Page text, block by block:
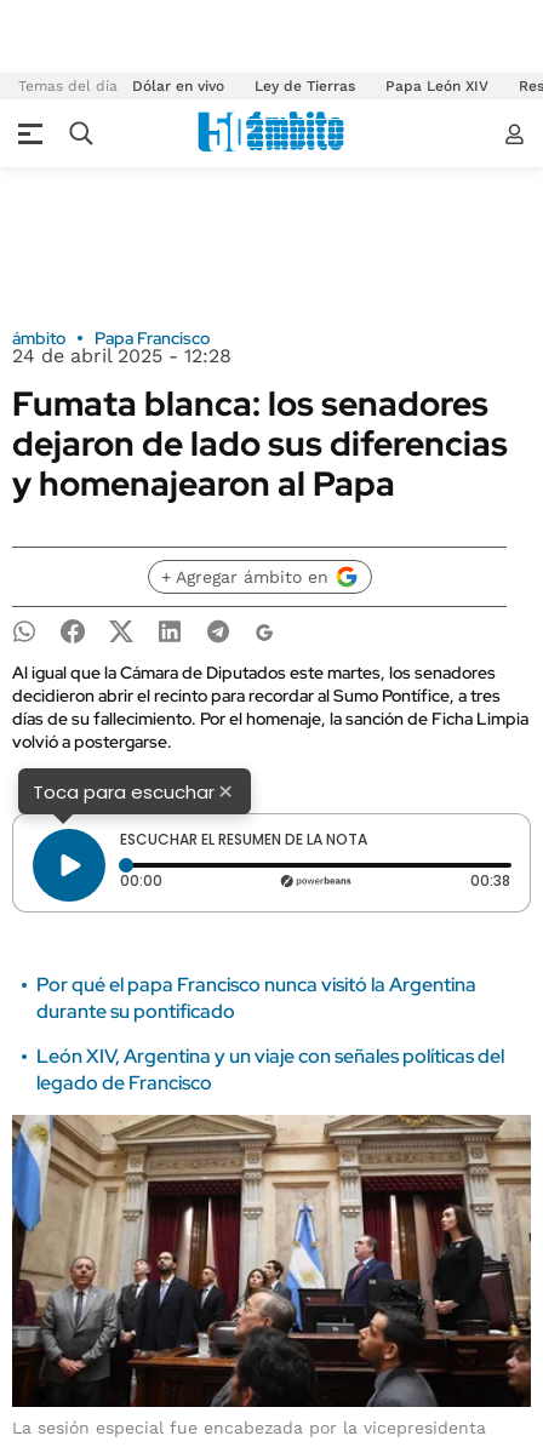
Temas del día Dólar en vivo Ley de Tierras Papa León XIV
ámbito Papa Francisco
24 de abril 2025 - 12:28
Fumata blanca: los senadores
dejaron de lado sus diferencias
y homenajearon al Papa
+ Agregar ámbito en
Al igual que la Cámara de Diputados este martes, los senadores
decidieron abrir el recinto para recordar al Sumo Pontífice, a tres
días de su fallecimiento. Por el homenaje, la sanción de Ficha Limpia
volvió a postergarse.
Toca para escuchar×
ESCUCHAR EL RESUMEN DE LA NOTA
00:00 Tiempo transcurrido: 0 segundos 00:38
Por qué el papa Francisco nunca visitó la Argentina
durante su pontificado
León XIV, Argentina y un viaje con señales políticas del
legado de Francisco
La sesión especial fue encabezada por la vicepresidenta